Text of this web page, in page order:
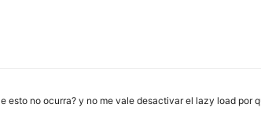
esto no ocurra? y no me vale desactivar el lazy load por